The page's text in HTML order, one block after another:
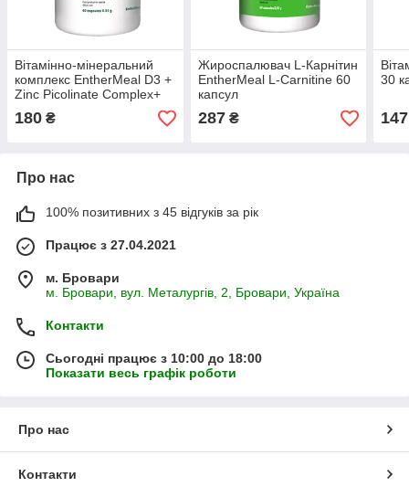
Вітамінно-мінеральний
комплекс EntherMeal D3 +
Zinc Picolinate Complex+
60 капсул
180 ₴
Жироспалювач L-Карнітин
EntherMeal L-Carnitine 60
капсул
287₴
30
147
Про нас
100% позитивних з 45 відгуків за рік
Працює з 27.04.2021
м. Бровари
м. Бровари, вул. Металургів, 2, Бровари, Україна
Контакти
Сьогодні працює з 10:00 до 18:00
Показати весь графік роботи
Про нас
Контакти